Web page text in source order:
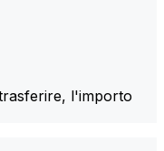
l'importo